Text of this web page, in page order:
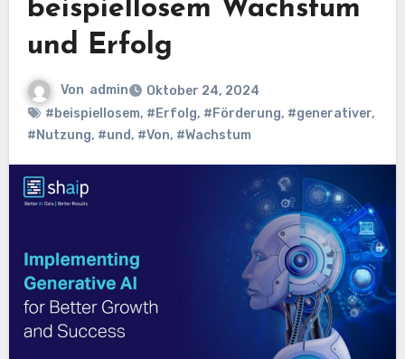
beispiellosem Wachstum
und Erfolg
Von admin
Oktober 24, 2024
#beispiellosem, #Erfolg, #Förderung, #generativer,
#Nutzung, #und, #Von, #Wachstum